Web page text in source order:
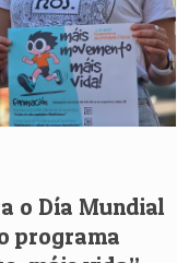
o Día Mundial
programa